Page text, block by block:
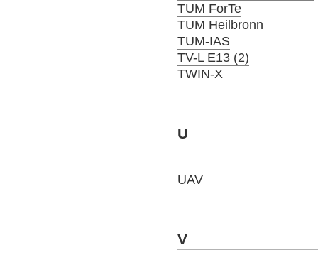
TUM ForTe
TUM Heilbronn
TUM-IAS
TV-L E13 (2)
TWIN-X
U
UAV
V